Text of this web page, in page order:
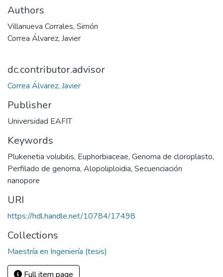
Authors
Villanueva Corrales, Simón
Correa Álvarez, Javier
dc.contributor.advisor
Correa Álvarez, Javier
Publisher
Universidad EAFIT
Keywords
Plukenetia volubilis, Euphorbiaceae, Genoma de cloroplasto,
Perfilado de genoma, Alopoliploidia, Secuenciación
nanopore
URI
https://hdl.handle.net/10784/17498
Collections
Maestría en Ingeniería (tesis)
Full item page